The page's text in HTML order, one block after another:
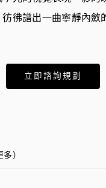
彿譜出一曲寧靜內斂
立即諮詢規劃
）